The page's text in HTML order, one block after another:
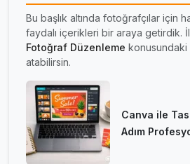
Bu başlık altında fotoğrafçılar için
faydalı içerikleri bir araya getirdik.
Fotoğraf Düzenleme konusundaki
atabilirsin.
Canva ile
Adım